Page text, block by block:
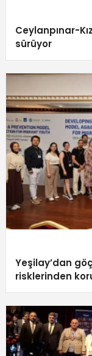
Ceylanpınar-
sürüyor
Yeşilay’dan
risklerinden